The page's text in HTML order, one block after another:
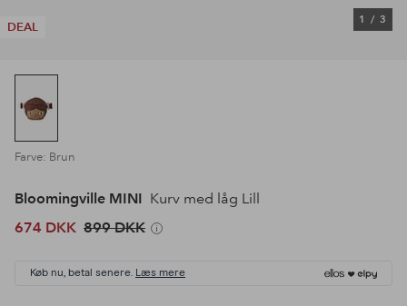
DEAL
1 / 3
Farve: Brun
Bloomingville MINI Kurv med låg Lill
674 DKK 899 DKK
Køb nu, betal senere. Læs mere